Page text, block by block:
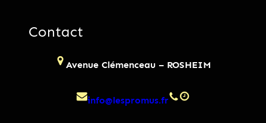
Contact
Avenue Clémenceau – ROSHEIM
info@lespromus.fr